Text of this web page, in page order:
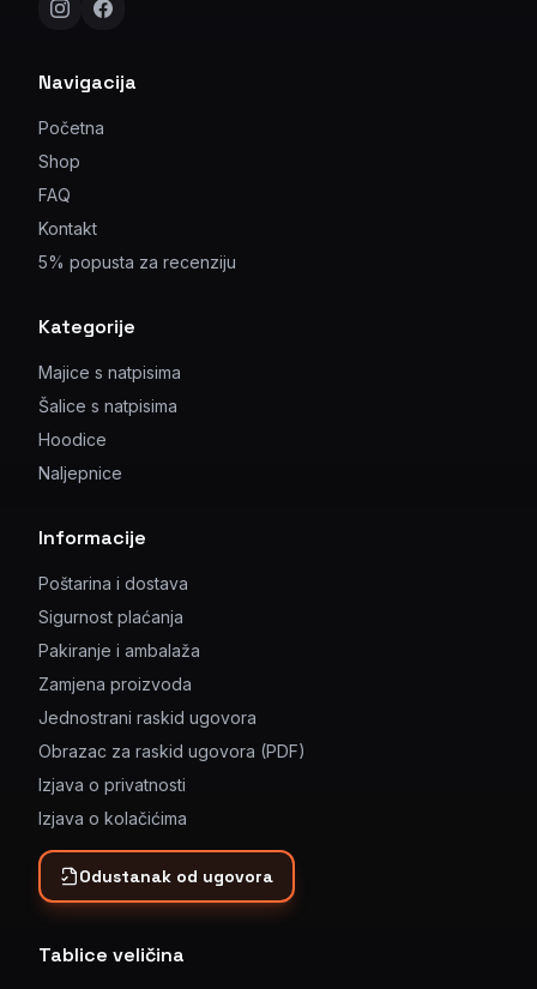
Navigacija
Početna
Shop
FAQ
Kontakt
5% popusta za recenziju
Kategorije
Majice s natpisima
Šalice s natpisima
Hoodice
Naljepnice
Informacije
Poštarina i dostava
Sigurnost plaćanja
Pakiranje i ambalaža
Zamjena proizvoda
Jednostrani raskid ugovora
Obrazac za raskid ugovora (PDF)
Izjava o privatnosti
Izjava o kolačićima
Odustanak od ugovora
Tablice veličina